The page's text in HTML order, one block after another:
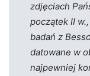
zdjęciach
początek II
badań z
datowane w
najpewniej